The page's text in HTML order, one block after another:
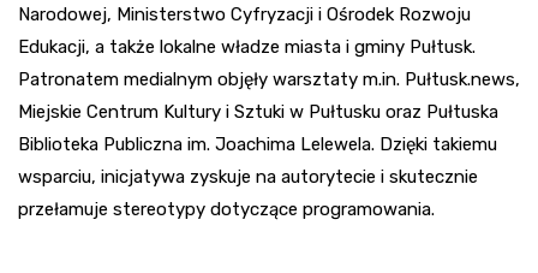
Narodowej, Ministerstwo Cyfryzacji i Ośrodek Rozwoju
Edukacji, a także lokalne władze miasta i gminy Pułtusk.
Patronatem medialnym objęły warsztaty m.in. Pułtusk.news,
Miejskie Centrum Kultury i Sztuki w Pułtusku oraz Pułtuska
Biblioteka Publiczna im. Joachima Lelewela. Dzięki takiemu
wsparciu, inicjatywa zyskuje na autorytecie i skutecznie
przełamuje stereotypy dotyczące programowania.